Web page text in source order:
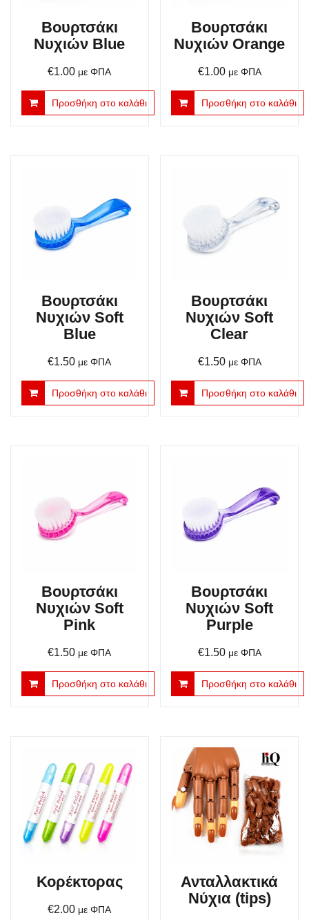
Βουρτσάκι
Νυχιών Blue
€1.00 με ΦΠΑ
Προσθήκη στο καλάθι
Βουρτσάκι
Νυχιών Orange
€1.00 με ΦΠΑ
Προσθήκη στο καλάθι
Βουρτσάκι
Νυχιών Soft
Blue
€1.50 με ΦΠΑ
Προσθήκη στο καλάθι
Βουρτσάκι
Νυχιών Soft
Clear
€1.50 με ΦΠΑ
Προσθήκη στο καλάθι
Βουρτσάκι
Νυχιών Soft
Pink
€1.50 με ΦΠΑ
Προσθήκη στο καλάθι
Βουρτσάκι
Νυχιών Soft
Purple
€1.50 με ΦΠΑ
Προσθήκη στο καλάθι
Κορέκτορας
€2.00 με ΦΠΑ
Ανταλλακτικά
Νύχια (tips)